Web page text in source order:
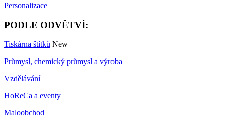
Personalizace
PODLE ODVĚTVÍ:
Tiskárna štítků New
Průmysl, chemický průmysl a výroba
Vzdělávání
HoReCa a eventy
Maloobchod